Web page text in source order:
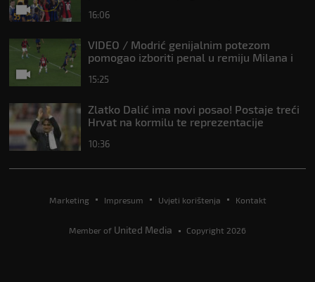
16:06
VIDEO / Modrić genijalnim potezom
pomogao izboriti penal u remiju Milana i
15:25
Zlatko Dalić ima novi posao! Postaje treći
Hrvat na kormilu te reprezentacije
10:36
Marketing Impresum Uvjeti korištenja Kontakt
Member of United Media Copyright 2026